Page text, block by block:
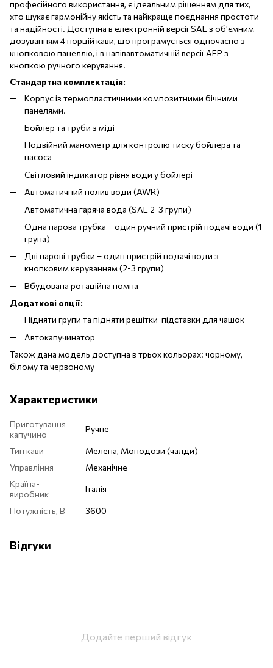
професійного використання, є ідеальним рішенням для тих,
хто шукає гармонійну якість та найкраще поєднання простоти
та надійності. Доступна в електронній версії SAE з об'ємним
дозуванням 4 порцій кави, що програмується одночасно з
кнопковою панеллю, і в напівавтоматичній версії AEP з
кнопкою ручного керування.
Стандартна комплектація:
Корпус із термопластичними композитними бічними
панелями.
Бойлер та труби з міді
Подвійний манометр для контролю тиску бойлера та
насоса
Світловий індикатор рівня води у бойлері
Автоматичний полив води (AWR)
Автоматична гаряча вода (SAE 2-3 групи)
Одна парова трубка – один ручний пристрій подачі води (1
група)
Дві парові трубки – один пристрій подачі води з
кнопковим керуванням (2-3 групи)
Вбудована ротаційна помпа
Додаткові опції:
Підняти групи та підняти решітки-підставки для чашок
Автокапучинатор
Також дана модель доступна в трьох кольорах: чорному,
білому та червоному
Характеристики
Приготування
капучино
Ручне
Тип кави
Мелена, Монодози (чалди)
Управління
Механічне
Країна-
виробник
Італія
Потужність, В 3600
Відгуки
Додайте перший відгук